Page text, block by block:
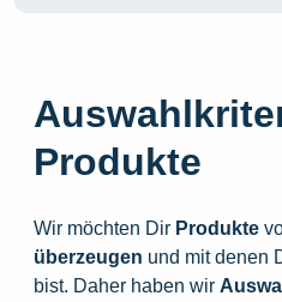
Produkte
Wir möchten Dir Produkte
überzeugen und mit denen
bist. Daher haben wir